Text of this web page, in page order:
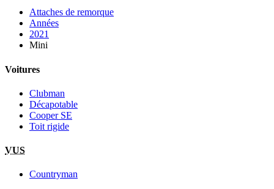
Attaches de remorque
Années
2021
Mini
Voitures
Clubman
Décapotable
Cooper SE
Toit rigide
VUS
Countryman